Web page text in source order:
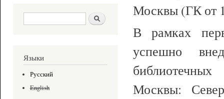
Форма поиска Поиск
Языки
Русский
English
Москвы (ГК от
В рамках
успешно
Москвы: